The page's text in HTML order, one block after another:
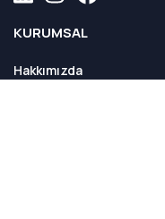
KURUMSAL
Hakkımızda